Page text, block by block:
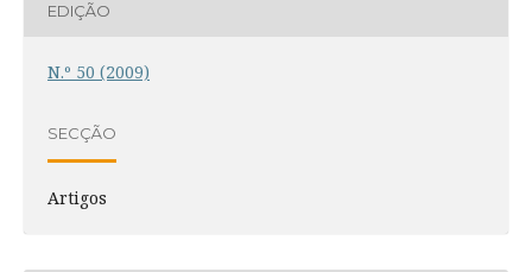
EDIÇÃO
N.º 50 (2009)
SECÇÃO
Artigos